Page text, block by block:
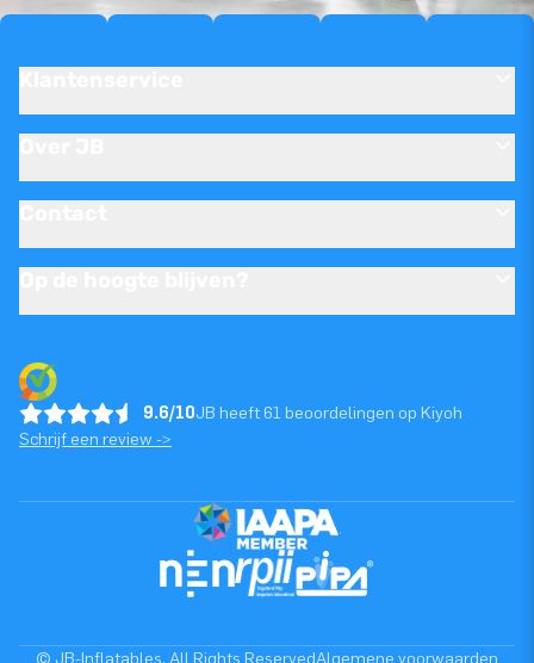
9.6/10JB heeft 61 beoordelingen op Kiyoh
Schrijf een review ->
© JB-Inflatables. All Rights ReservedAlgemene voorwaarden